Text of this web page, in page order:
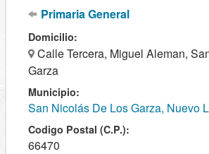
Primaria General
Domicilio:
Calle Tercera, Miguel Aleman,
Garza
Municipio:
San Nicolás De Los Garza, Nuevo
Codigo Postal (C.P.):
66470